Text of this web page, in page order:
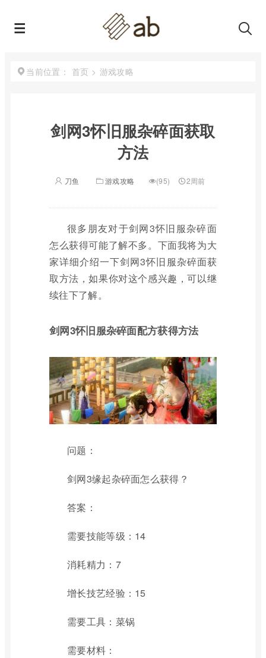
当前位置： 首页 > 游戏攻略
剑网3怀旧服杂碎面获取
方法
刀鱼 游戏攻略 (95) 2周前
很多朋友对于剑网3怀旧服杂碎面
怎么获得可能了解不多。下面我将为大
家详细介绍一下剑网3怀旧服杂碎面获
取方法，如果你对这个感兴趣，可以继
续往下了解。
剑网3怀旧服杂碎面配方获得方法
问题：
剑网3缘起杂碎面怎么获得？
答案：
需要技能等级：14
消耗精力：7
增长技艺经验：15
需要工具：菜锅
需要材料：